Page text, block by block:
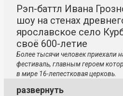
Рэп-баттл Ивана
шоу на стенах
ярославское село
своё 600-летие
Более тысячи человек приехали
фестиваль, главным героем
в мире 16-лепестковая церковь.
развернуть